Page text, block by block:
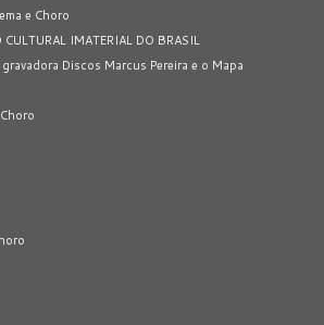
e Choro
IMATERIAL DO BRASIL
Discos Marcus Pereira e o Mapa